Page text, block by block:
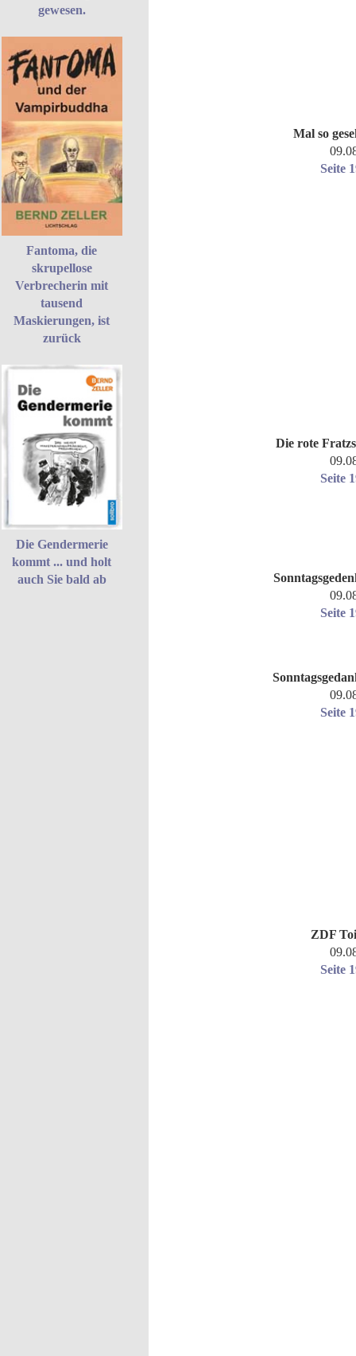
gewesen.
Fantoma, die
skrupellose
Verbrecherin mit
tausend
Maskierungen, ist
zurück
Die Gendermerie
kommt ... und holt
auch Sie bald ab
Mal so
Seite
Die rote
Seite
Seite
Seite
ZDF
Seite